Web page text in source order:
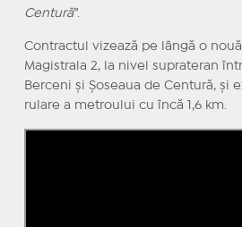
Centură”.
Contractul vizează pe lângă o
Magistrala 2, la nivel suprateran
Berceni și Șoseaua de Centură, și
rulare a metroului cu încă 1,6 km.